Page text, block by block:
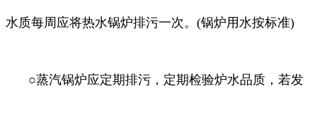
水质每周应将热水锅炉排污一次。(锅炉用水按标准)
○蒸汽锅炉应定期排污，定期检验炉水品质，若发